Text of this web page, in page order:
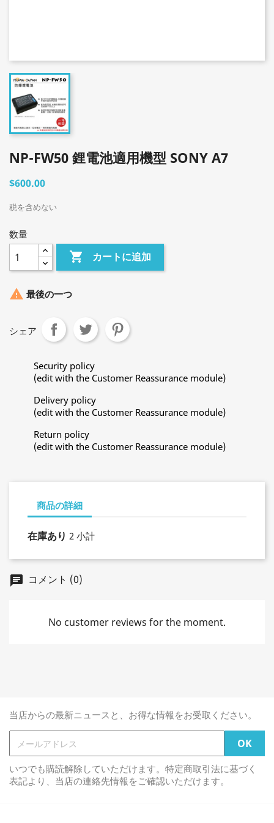
NP-FW50 鋰電池適用機型 SONY A7
$600.00
税を含めない
数量
 カートに追加
 最後の一つ
シェア
Security policy
(edit with the Customer Reassurance module)
Delivery policy
(edit with the Customer Reassurance module)
Return policy
(edit with the Customer Reassurance module)
商品の詳細
在庫あり 2 小計
chat コメント (0)
No customer reviews for the moment.
当店からの最新ニュースと、お得な情報をお受取ください。
いつでも購読解除していただけます。特定商取引法に基づく
表記より、当店の連絡先情報をご確認いただけます。